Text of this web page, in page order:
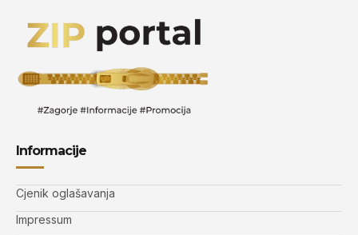
Informacije
Cjenik oglašavanja
Impressum